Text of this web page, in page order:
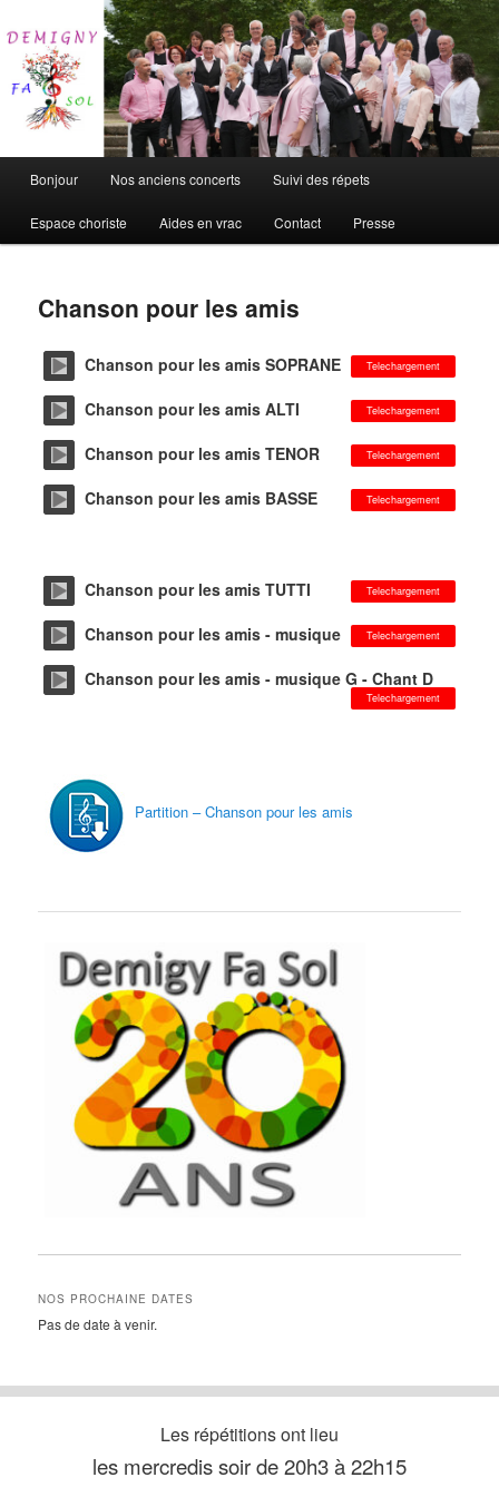
DEFASOL
Chorale de Demigny
menu
Skip
to
content
Bonjour Nos anciens concerts Suivi des répets
Espace choriste Aides en vrac Contact Presse
Chanson pour les amis
Chanson pour les amis SOPRANE Telechargement
Chanson pour les amis ALTI Telechargement
Chanson pour les amis TENOR Telechargement
Chanson pour les amis BASSE Telechargement
Chanson pour les amis TUTTI Telechargement
Chanson pour les amis - musique Telechargement
Chanson pour les amis - musique G - Chant D
Telechargement
Partition – Chanson pour les amis
NOS PROCHAINE DATES
Pas de date à venir.
Les répétitions ont lieu
les mercredis soir de 20h3 à 22h15